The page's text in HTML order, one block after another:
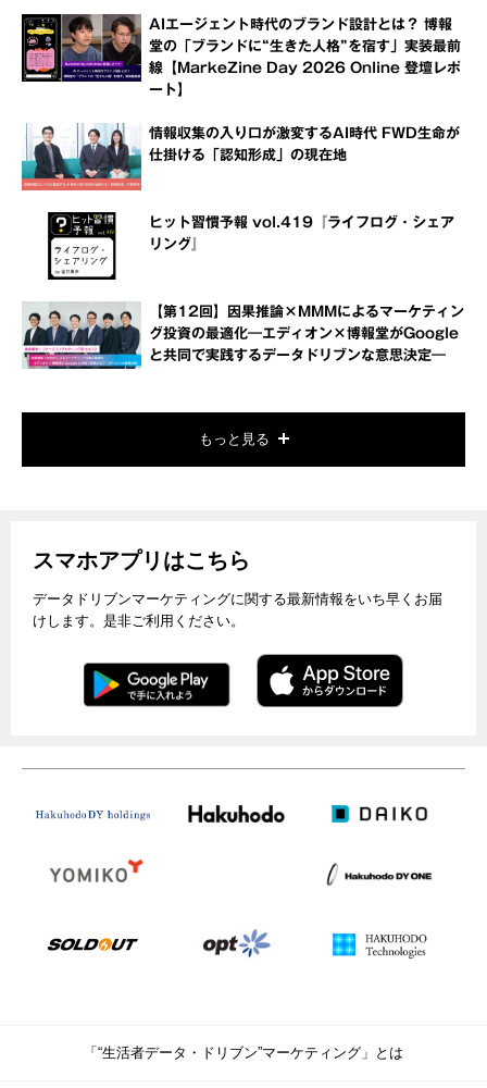
AIエージェント時代のブランド設計とは？ 博報
堂の「ブランドに“生きた人格”を宿す」実装最前
線【MarkeZine Day 2026 Online 登壇レポ
ート】
情報収集の入り口が激変するAI時代 FWD生命が
仕掛ける「認知形成」の現在地
ヒット習慣予報 vol.419『ライフログ・シェア
リング』
【第12回】因果推論×MMMによるマーケティン
グ投資の最適化―エディオン×博報堂がGoogle
と共同で実践するデータドリブンな意思決定―
もっと見る
スマホアプリはこちら
データドリブンマーケティングに関する最新情報をいち早くお届
けします。是非ご利用ください。
「“生活者データ・ドリブン”マーケティング」とは